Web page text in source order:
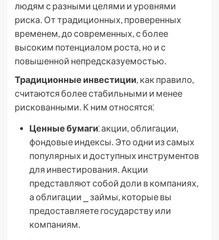
людям с разными целями и уровнями
риска․ От традиционных, проверенных
временем, до современных, с более
высоким потенциалом роста, но и с
повышенной непредсказуемостью․
Традиционные инвестиции, как правило,
считаются более стабильными и менее
рискованными․ К ним относятся⁚
Ценные бумаги⁚ акции, облигации,
фондовые индексы․ Это одни из самых
популярных и доступных инструментов
для инвестирования․ Акции
представляют собой доли в компаниях,
а облигации ⎯ займы, которые вы
предоставляете государству или
компаниям․